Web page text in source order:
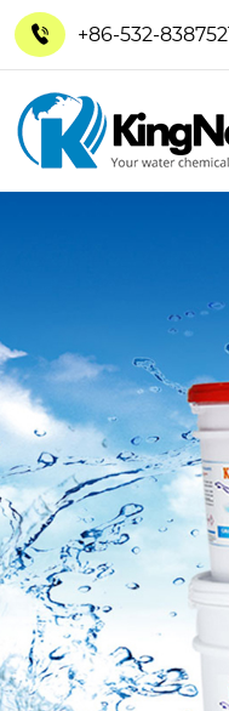
 +86-532-